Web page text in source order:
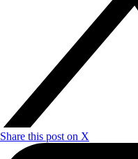
Share this post on X